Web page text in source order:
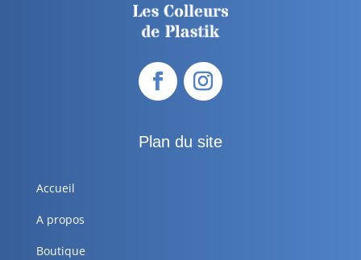
Plan du site
Accueil
A propos
Boutique